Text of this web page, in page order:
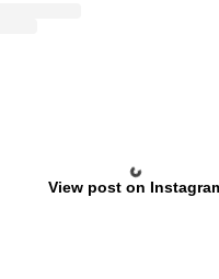
View post on